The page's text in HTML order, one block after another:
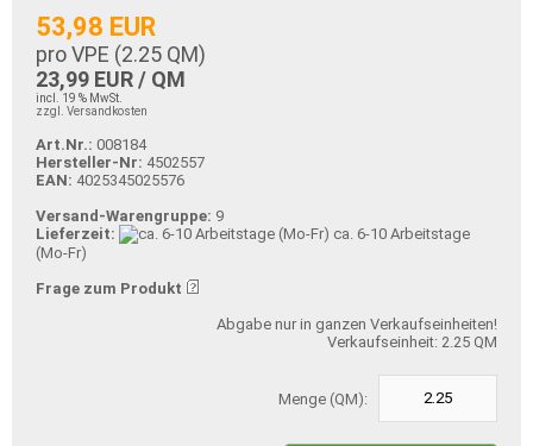
53,98 EUR
pro VPE (2.25 QM)
23,99 EUR / QM
incl. 19 % MwSt.
zzgl. Versandkosten
Art.Nr.: 008184
Hersteller-Nr: 4502557
EAN: 4025345025576
Versand-Warengruppe: 9
Lieferzeit:
ca. 6-10 Arbeitstage
(Mo-Fr)
Frage zum Produkt
Abgabe nur in ganzen Verkaufseinheiten!
Verkaufseinheit: 2.25 QM
Menge (QM):